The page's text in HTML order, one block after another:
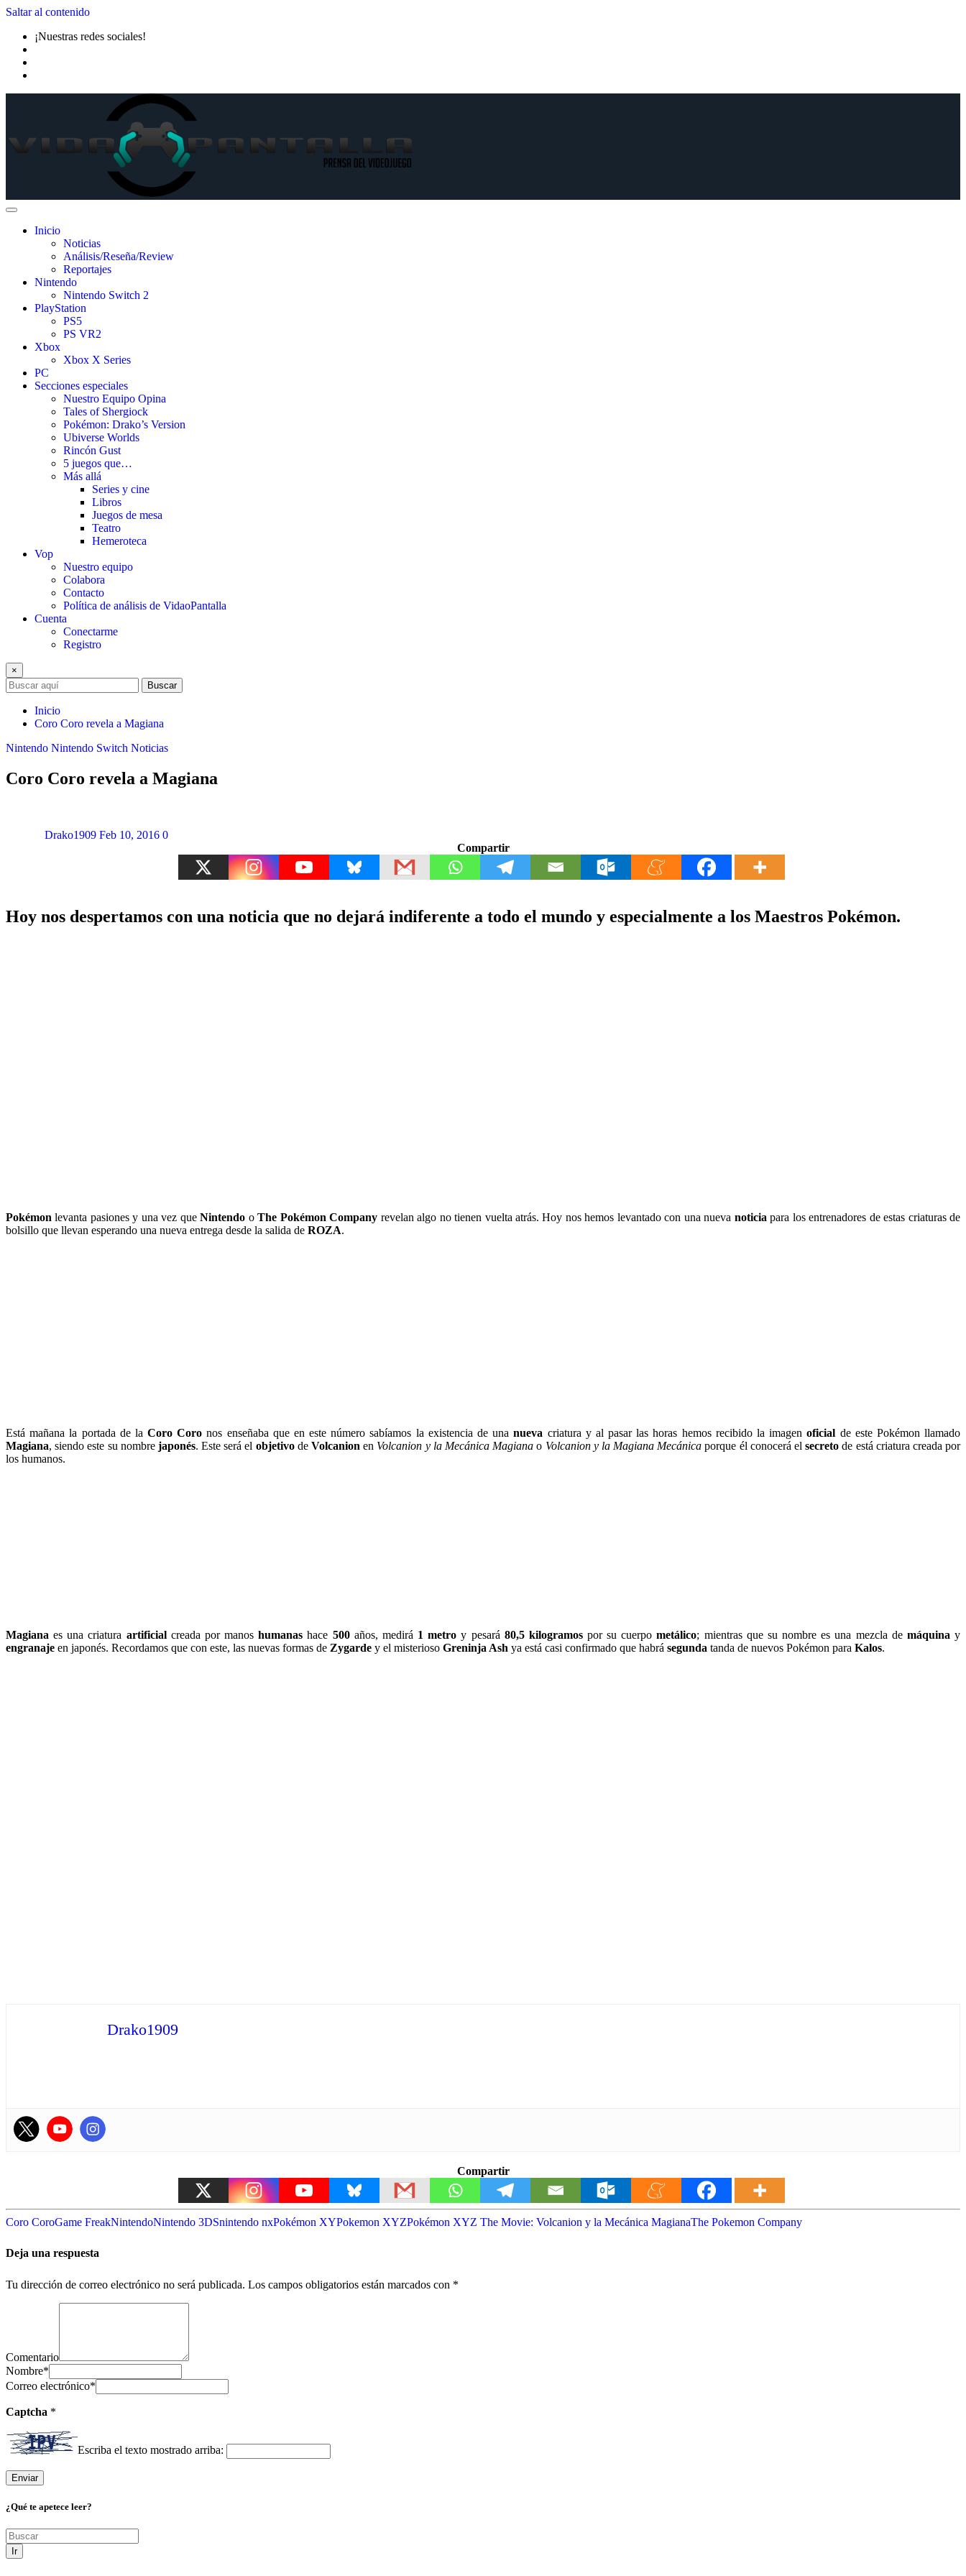
Saltar al contenido
¡Nuestras redes sociales!
Inicio
Noticias
Análisis/Reseña/Review
Reportajes
Nintendo
Nintendo Switch 2
PlayStation
PS5
PS VR2
Xbox
Xbox X Series
PC
Secciones especiales
Nuestro Equipo Opina
Tales of Shergiock
Pokémon: Drako’s Version
Ubiverse Worlds
Rincón Gust
5 juegos que…
Más allá
Series y cine
Libros
Juegos de mesa
Teatro
Hemeroteca
Vop
Nuestro equipo
Colabora
Contacto
Política de análisis de VidaoPantalla
Cuenta
Conectarme
Registro
×
Buscar
Inicio
Coro Coro revela a Magiana
Nintendo Nintendo Switch Noticias
Coro Coro revela a Magiana
Drako1909 Feb 10, 2016 0
Compartir
Hoy nos despertamos con una noticia que no dejará indiferente a todo el mundo y especialmente a los Maestros Pokémon.
Pokémon levanta pasiones y una vez queNintendo oThe Pokémon Company revelan algo no tienen vuelta atrás. Hoy nos hemos levantado con una nueva noticia para los entrenadores de estas criaturas de
bolsillo que llevan esperando una nueva entrega desde la salida de ROZA.
Está mañana la portada de laCoro Coro nos enseñaba que en este número sabíamos la existencia de una nueva criatura y al pasar las horas hemos recibido la imagenoficial de este Pokémon llamado
Magiana, siendo este su nombre japonés. Este será el objetivodeVolcanion en Volcanion y la Mecánica Magiana o Volcanion y la Magiana Mecánica porque él conocerá elsecreto de está criatura creada por
los humanos.
Magiana es una criatura artificialcreada por manoshumanas hace 500años, medirá 1 metro y pesará 80,5 kilogramospor su cuerpometálico; mientras que su nombre es una mezcla de máquina y
engranaje en japonés. Recordamos que con este, las nuevas formas de Zygarde y el misterioso Greninja Ash ya está casi confirmado que habrá segunda tanda de nuevos Pokémon para Kalos.
Drako1909
Compartir
Coro CoroGame FreakNintendoNintendo 3DSnintendo nxPokémon XYPokemon XYZPokémon XYZ The Movie: Volcanion y la Mecánica MagianaThe Pokemon Company
Deja una respuesta
Tu dirección de correo electrónico no será publicada. Los campos obligatorios están marcados con *
Comentario
Nombre*
Correo electrónico*
Captcha *
Escriba el texto mostrado arriba:
¿Qué te apetece leer?
Ir